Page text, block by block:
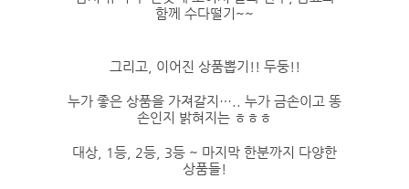
함께 수다떨기~~
그리고, 이어진 상품뽑기!! 두둥!!
누가 좋은 상품을 가져갈지….. 누가 금손이고 똥
손인지 밝혀지는 ㅎㅎㅎ
대상, 1등, 2등, 3등 ~ 마지막 한분까지 다양한
상품들!